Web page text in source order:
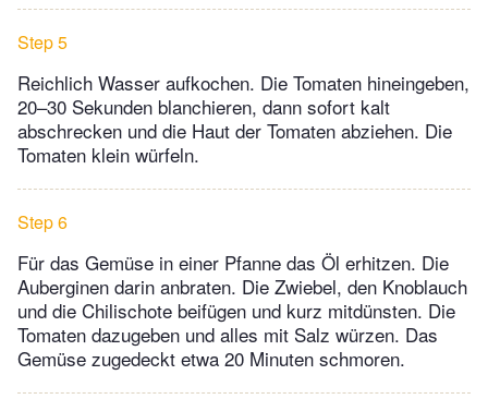
Step 5
Reichlich Wasser aufkochen. Die Tomaten hineingeben,
20–30 Sekunden blanchieren, dann sofort kalt
abschrecken und die Haut der Tomaten abziehen. Die
Tomaten klein würfeln.
Step 6
Für das Gemüse in einer Pfanne das Öl erhitzen. Die
Auberginen darin anbraten. Die Zwiebel, den Knoblauch
und die Chilischote beifügen und kurz mitdünsten. Die
Tomaten dazugeben und alles mit Salz würzen. Das
Gemüse zugedeckt etwa 20 Minuten schmoren.